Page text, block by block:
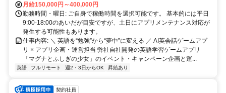
月給150,000円～400,000円
勤務時間・曜日: ご自身で稼働時間を選択可能です。 基本的には平日
9:00-18:00のあいだが目安ですが、土日にアプリメンテナンス対応が
発生する可能性もあります。
仕事内容: ＼ 英語を“勉強”から“夢中”に変える ／ AI英会話ゲームアプ
リ × アプリ企画・運営担当 弊社自社開発の英語学習ゲームアプリ
「マグナとふしぎの少女」のイベント・キャンペーン企画と運...
英語 フルリモート 週2・3日からOK 昇給あり
契約社員